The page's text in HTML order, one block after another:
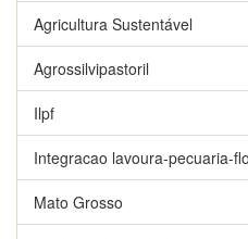
Agricultura Sustentável
Agrossilvipastoril
Ilpf
Integracao lavoura-pecuaria-
Mato Grosso